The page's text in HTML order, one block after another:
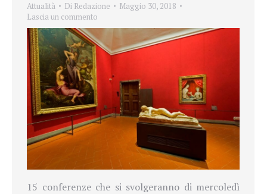
Attualità Di Redazione
Maggio 30, 2018
Lascia un commento
15 conferenze che si svolgeranno di mercoledì